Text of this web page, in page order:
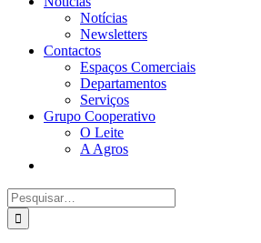
Notícias
Newsletters
Contactos
Espaços Comerciais
Departamentos
Serviços
Grupo Cooperativo
O Leite
A Agros
Search
for: